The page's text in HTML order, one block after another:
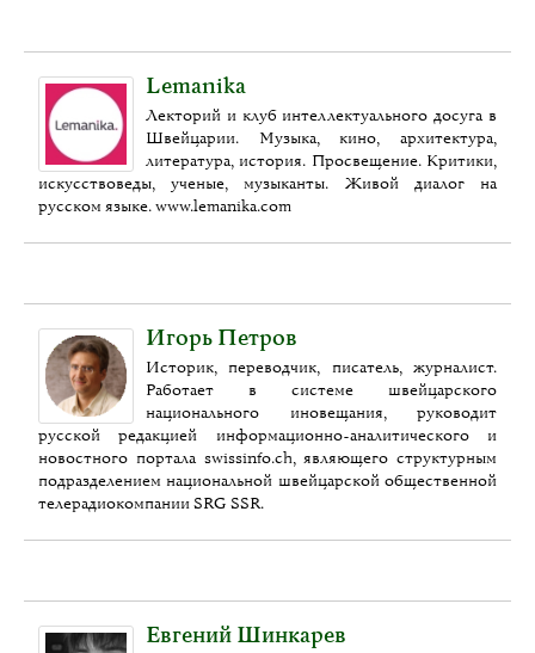
Lemanika
Лекторий и клуб интеллектуального досуга в
Швейцарии. Музыка, кино, архитектура,
литература, история. Просвещение. Критики,
искусствоведы, ученые, музыканты. Живой диалог на
русском языке. www.lemanika.com
Игорь Петров
Историк, переводчик, писатель, журналист.
Работает в системе швейцарского
национального иновещания, руководит
русской редакцией информационно-аналитического и
новостного портала swissinfo.ch, являющего структурным
подразделением национальной швейцарской общественной
телерадиокомпании SRG SSR.
Евгений Шинкарев